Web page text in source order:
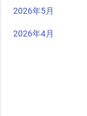
2026年5月
2026年4月